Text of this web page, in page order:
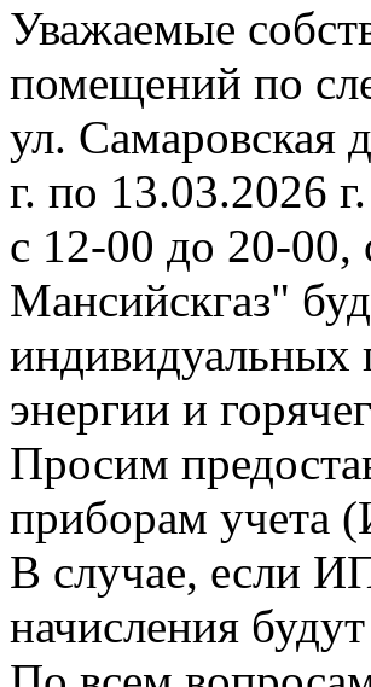
Уважаемые
помещений по
ул. Самаровская
г. по 13.03.2026
с 12-00 до 20-
Мансийскгаз"
индивидуальных
энергии и
Просим
приборам учета
В случае, если
начисления